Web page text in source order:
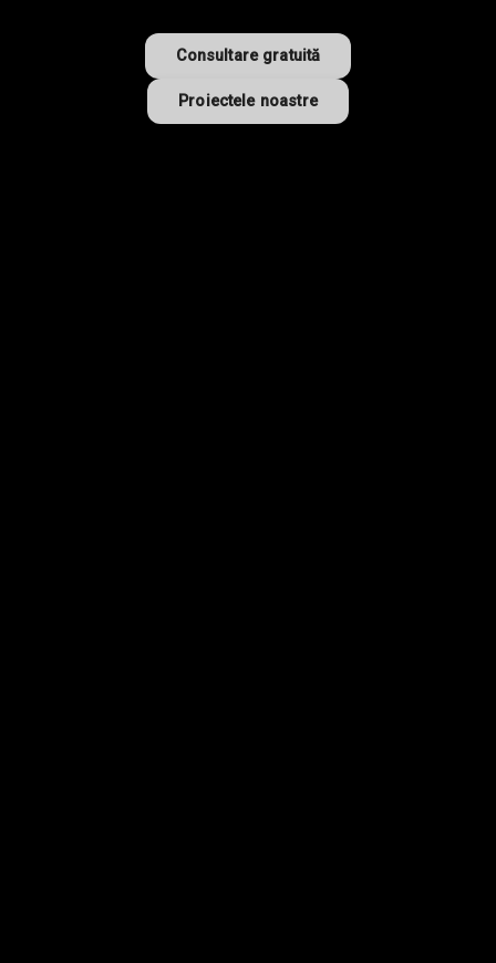
Consultare gratuită
Proiectele noastre